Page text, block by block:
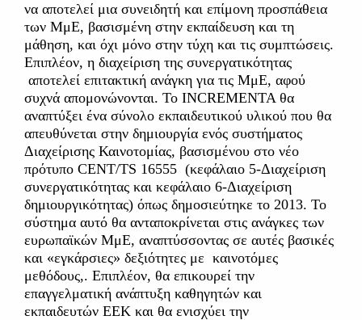
να αποτελεί μια συνειδητή και επίμονη προσπάθεια
των ΜμΕ, βασισμένη στην εκπαίδευση και τη
μάθηση, και όχι μόνο στην τύχη και τις συμπτώσεις.
Επιπλέον, η διαχείριση της συνεργατικότητας
αποτελεί επιτακτική ανάγκη για τις ΜμΕ, αφού
συχνά απομονώνονται. Το INCREMENTA θα
αναπτύξει ένα σύνολο εκπαιδευτικού υλικού που θα
απευθύνεται στην δημιουργία ενός συστήματος
Διαχείρισης Καινοτομίας, βασισμένου στο νέο
πρότυπο CENT/TS 16555 (κεφάλαιο 5-Διαχείριση
συνεργατικότητας και κεφάλαιο 6-Διαχείριση
δημιουργικότητας) όπως δημοσιεύτηκε το 2013. Το
σύστημα αυτό θα ανταποκρίνεται στις ανάγκες των
ευρωπαϊκών ΜμΕ, αναπτύσσοντας σε αυτές βασικές
και «εγκάρσιες» δεξιότητες με καινοτόμες
μεθόδους,. Επιπλέον, θα επικουρεί την
επαγγελματική ανάπτυξη καθηγητών και
εκπαιδευτών ΕΕΚ και θα ενισχύει την